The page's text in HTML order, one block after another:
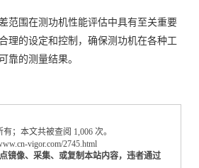
范围在测功机性能评估中具有至关重要
理的设定和控制，确保测功机在各种工
靠的测量结果。
有；本文共被查阅 1,006 次。
vigor.com/2745.html
镜像、采集、或复制本站内容，违者通过